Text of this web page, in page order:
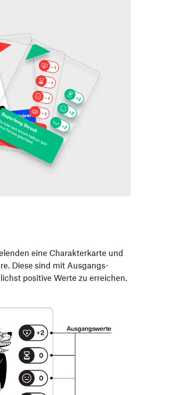
eine Charakterkarte und
Diese sind mit Ausgangs-
positive Werte zu erreichen.